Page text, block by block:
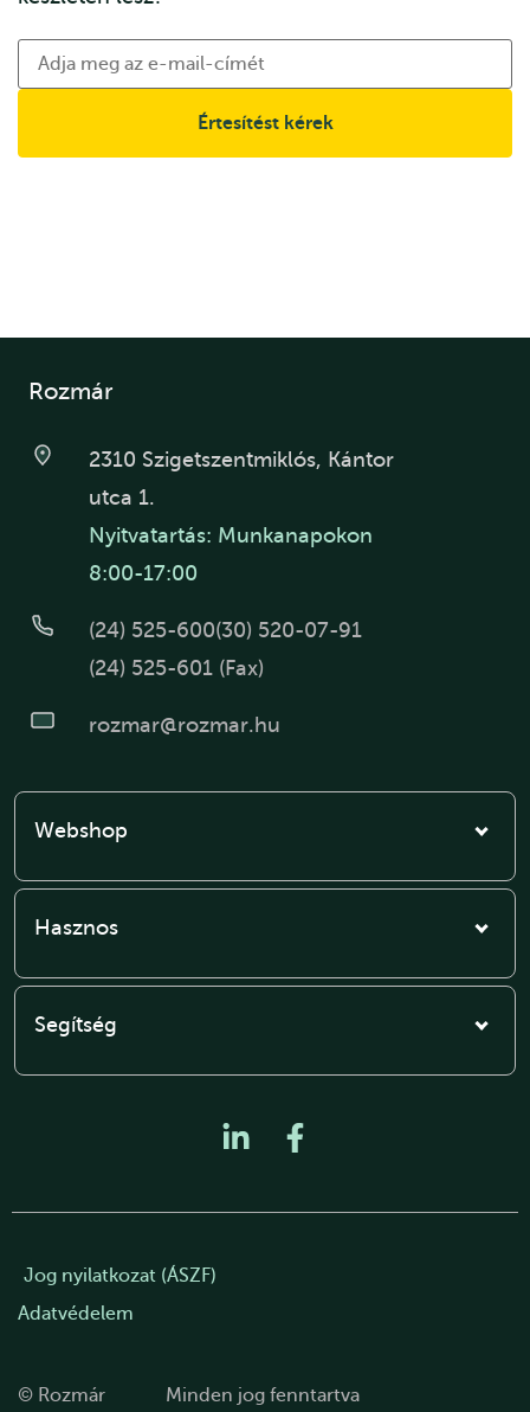
Értesítést kérek
Rozmár
2310 Szigetszentmiklós, Kántor
utca 1.
Nyitvatartás: Munkanapokon
8:00-17:00
(24) 525-600(30) 520-07-91
(24) 525-601 (Fax)
rozmar@rozmar.hu
Webshop
Hasznos
Segítség
© Rozmár Minden jog fenntartva
Jog nyilatkozat (ÁSZF)
Adatvédelem